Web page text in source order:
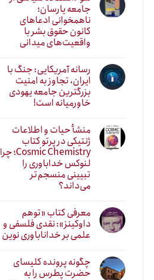
جامعه یارسان؛
ناهمخوانی ادعاهای
کانون حقوق بشر با
واقعیت‌های میدانی
رسانه آمریکایی: جنگ با
ایران، تجاوز به امنیت
بزرگترین جامعه یهودی
خاورمیانه است!
منشأ حیات و اطلاعات
ژنتیکی در پرتو کتاب
Cosmic Chemistry؛ چرا
لنوکس خداباوری را
تبیینی منسجم‌تر
می‌داند؟
معرفی کتاب «توهم
داوکینز»: نقدی فلسفی و
علمی بر خداناباوری نوین
چگونه پرونده کلیسای
حضرت پطرس را به